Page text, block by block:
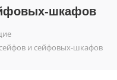
шкафов
и сейфовых-шкафов